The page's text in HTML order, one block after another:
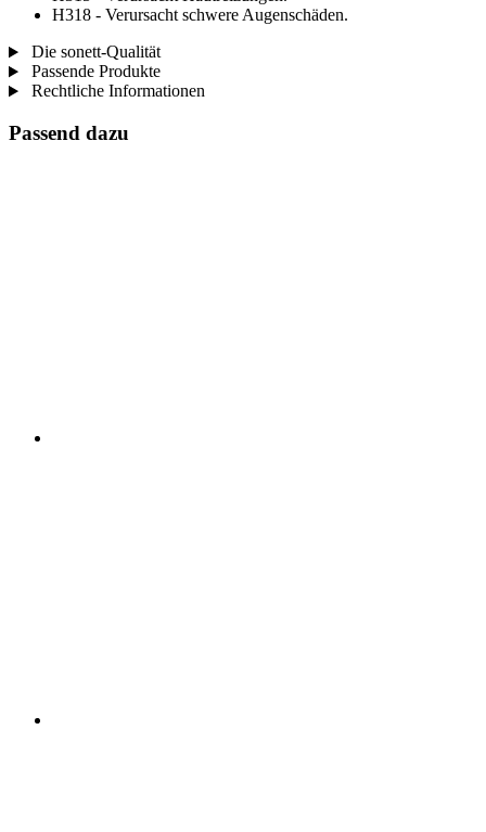
H318 - Verursacht schwere Augenschäden.
Die sonett-Qualität
Passende Produkte
Rechtliche Informationen
Passend dazu